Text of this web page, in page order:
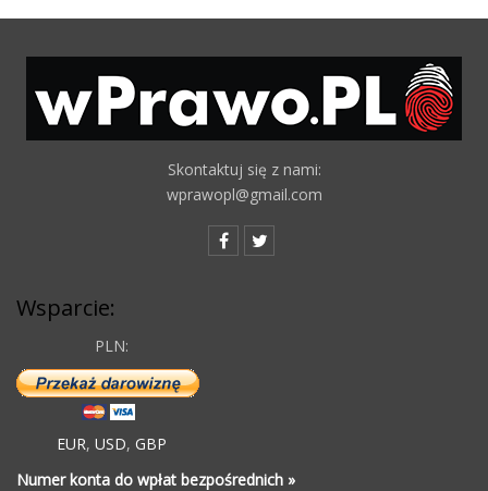
Skontaktuj się z nami:
wprawopl@gmail.com
Wsparcie:
PLN:
EUR, USD, GBP
Numer konta do wpłat bezpośrednich »